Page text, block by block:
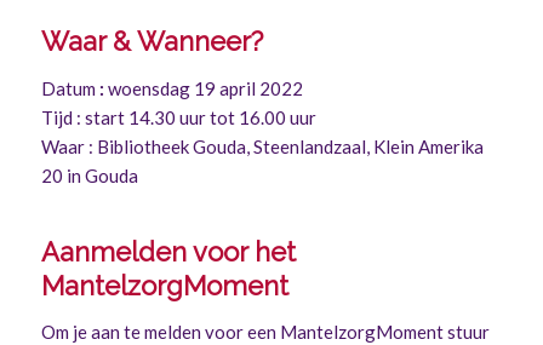
Waar & Wanneer?
Datum : woensdag 19 april 2022
Tijd : start 14.30 uur tot 16.00 uur
Waar : Bibliotheek Gouda, Steenlandzaal, Klein Amerika
20 in Gouda
Aanmelden voor het
MantelzorgMoment
Om je aan te melden voor een MantelzorgMoment stuur